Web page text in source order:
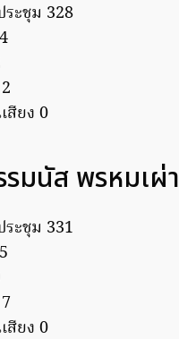
ระชุม 328
สียง 0
มนัส พรหมเผ่า
ระชุม 331
สียง 0